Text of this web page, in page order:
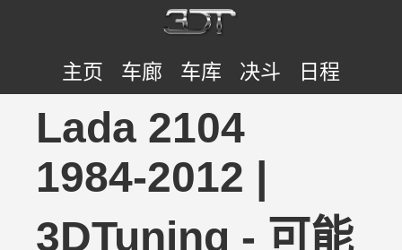
主页 车廊 车库 决斗 日程
Lada 2104
1984-2012 |
3DTuning - 可能